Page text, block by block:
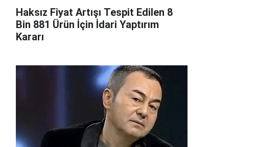
Haksız Fiyat Artışı Tespit Edilen 8
Bin 881 Ürün İçin İdari Yaptırım
Kararı